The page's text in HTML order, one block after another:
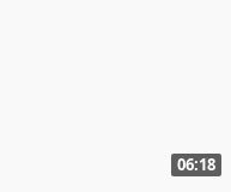
06:18